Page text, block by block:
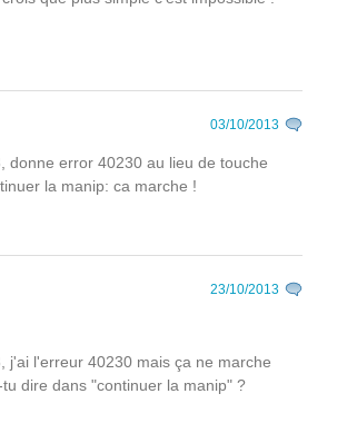
03/10/2013
donne error 40230 au lieu de touche
la manip: ca marche !
23/10/2013
j'ai l'erreur 40230 mais ça ne marche
dire dans "continuer la manip" ?